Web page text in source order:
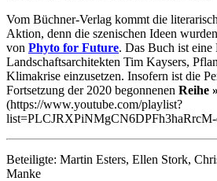
Vom Büchner-Verlag kommt die
Aktion, denn die szenischen Ideen
von Phyto for Future. Das Buch ist eine
Landschaftsarchitekten Tim Kaysers,
Klimakrise einzusetzen. Insofern ist die
Fortsetzung der 2020 begonnenen Reihe
(https://www.youtube.com/playlist?
Beteiligte: Martin Esters, Ellen Stork,
Manke